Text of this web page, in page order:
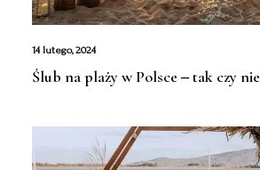
14 lutego, 2024
Ślub na plaży w Polsce ‒ tak czy nie